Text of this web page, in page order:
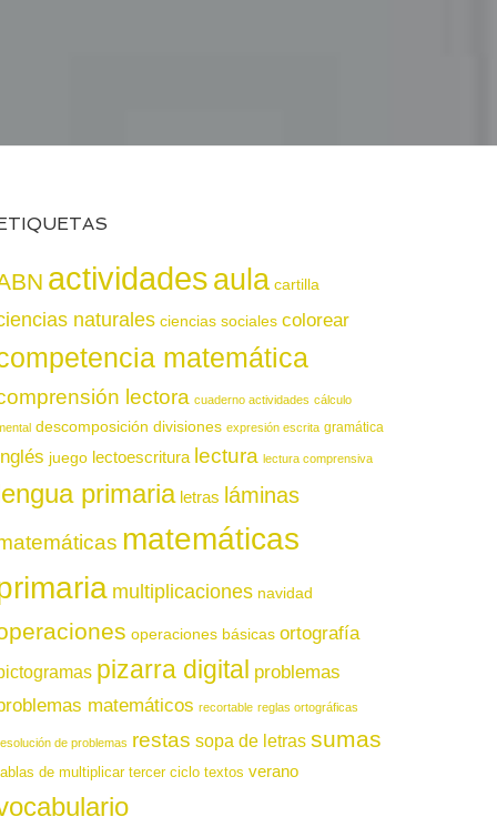
actividadesaula cartilla
naturales ciencias sociales colorear
matemática
lectora cuaderno actividades cálculo
descomposición divisiones expresión escrita gramática
juego lectoescritura lectura lectura comprensiva
primaria letras láminas
matemáticas
multiplicaciones navidad
operaciones básicas ortografía
pizarra digital problemas
matemáticos recortable reglas ortográficas
de problemas restas sopa de letras sumas
de multiplicar tercer ciclo textos verano